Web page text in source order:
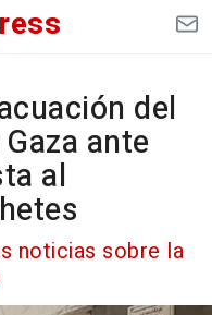
del
ante
al
noticias sobre la